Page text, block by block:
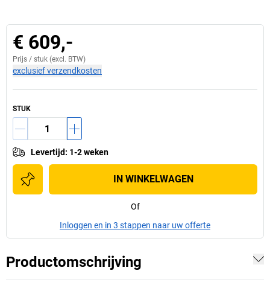
€ 609,-
Prijs / stuk (excl. BTW)
exclusief verzendkosten
STUK
Levertijd: 1-2 weken
IN WINKELWAGEN
Of
Inloggen en in 3 stappen naar uw offerte
Productomschrijving